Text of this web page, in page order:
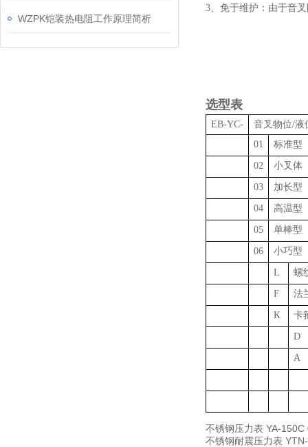
WZPK铠装热电阻工作原理简析
3、免于维护：由于音
选型表
EB-YC-
音叉物位/液
01
标准型
02 小叉体
03 加长型
04 高温型
05 单棒型
06 小巧型
L 螺
F 法
K 卡
D
A
不锈钢压力表 YA-150C
不锈钢耐震压力表